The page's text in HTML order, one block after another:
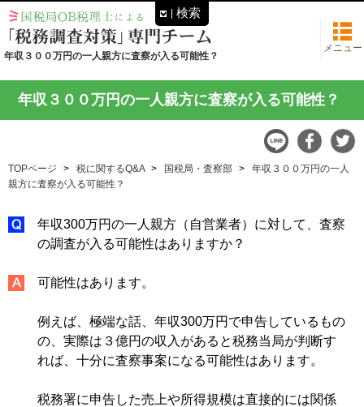
年収３００万円の一人親方に査察が入る可能性？
メニュー
年収３００万円の一人親方に査察が入る可能性？
TOPページ 税に関するQ&A 国税局・査察部
年収３００万円の一人
親方に査察が入る可能性？
年収300万円の一人親方（自営業者）に対して、査察
の調査が入る可能性はありますか？
可能性はあります。
例えば、極端な話、年収300万円で申告しているもの
の、実際は３億円の収入があると税務当局が判断す
れば、十分に査察事案になる可能性はあります。
税務署に申告した売上や所得規模は直接的には関係
検索